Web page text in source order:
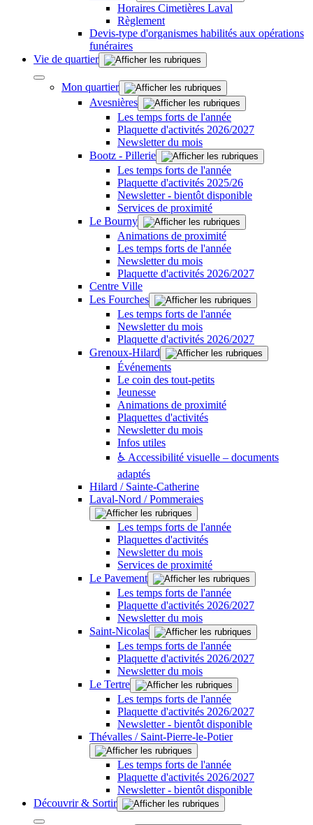
Horaires Cimetières Laval
Règlement
Devis-type d'organismes habilités aux opérations
funéraires
Vie de quartier
Mon quartier
Avesnières
Les temps forts de l'année
Plaquette d'activités 2026/2027
Newsletter du mois
Bootz - Pillerie
Les temps forts de l'année
Plaquette d'activités 2025/26
Newsletter - bientôt disponible
Services de proximité
Le Bourny
Animations de proximité
Les temps forts de l'année
Newsletter du mois
Plaquette d'activités 2026/2027
Centre Ville
Les Fourches
Les temps forts de l'année
Newsletter du mois
Plaquette d'activités 2026/2027
Grenoux-Hilard
Événements
Le coin des tout-petits
Jeunesse
Animations de proximité
Plaquettes d'activités
Newsletter du mois
Infos utiles
♿ Accessibilité visuelle – documents
adaptés
Hilard / Sainte-Catherine
Laval-Nord / Pommeraies
Les temps forts de l'année
Plaquettes d'activités
Newsletter du mois
Services de proximité
Le Pavement
Les temps forts de l'année
Plaquette d'activités 2026/2027
Newsletter du mois
Saint-Nicolas
Les temps forts de l'année
Plaquette d'activités 2026/2027
Newsletter du mois
Le Tertre
Les temps forts de l'année
Plaquette d'activités 2026/2027
Newsletter - bientôt disponible
Thévalles / Saint-Pierre-le-Potier
Les temps forts de l'année
Plaquette d'activités 2026/2027
Newsletter - bientôt disponible
Découvrir & Sortir